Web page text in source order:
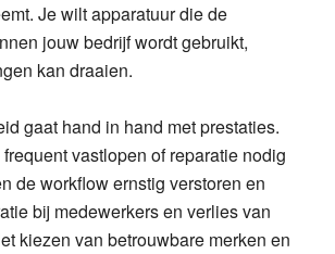
Je wilt apparatuur die de
jouw bedrijf wordt gebruikt,
kan draaien.
gaat hand in hand met prestaties.
vastlopen of reparatie nodig
de workflow ernstig verstoren en
bij medewerkers en verlies van
kiezen van betrouwbare merken en